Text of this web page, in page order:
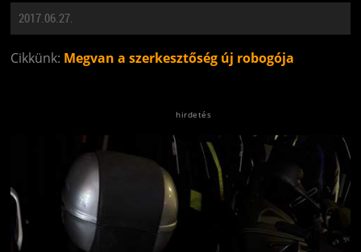
2017.06.27.
Cikkünk: Megvan a szerkesztőség új robogója
Jön még kép!